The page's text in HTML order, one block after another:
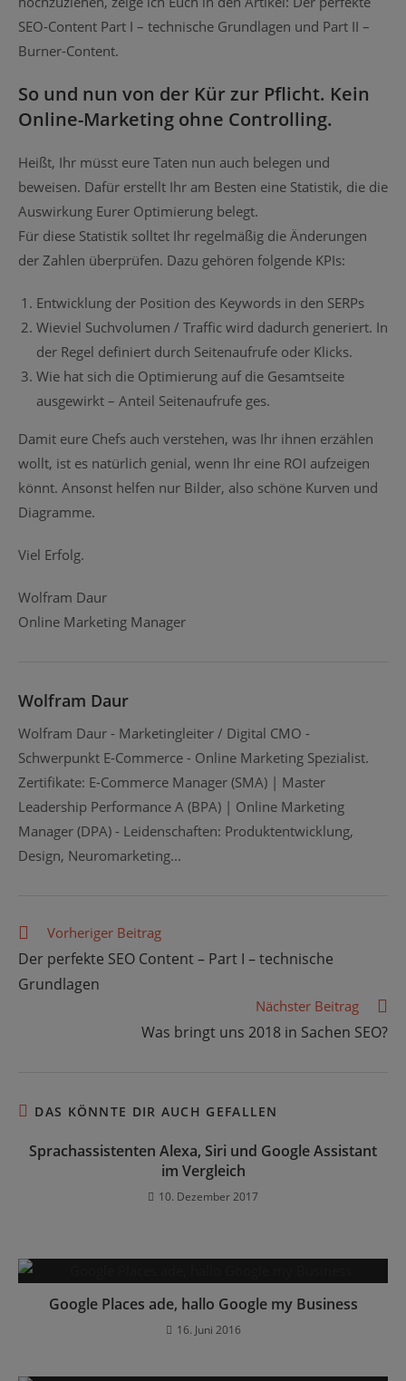
SEO-Content Part I – technische Grundlagen und Part II –
Burner-Content.
So und nun von der Kür zur Pflicht. Kein
Online-Marketing ohne Controlling.
Heißt, Ihr müsst eure Taten nun auch belegen und
beweisen. Dafür erstellt Ihr am Besten eine Statistik, die die
Auswirkung Eurer Optimierung belegt.
Für diese Statistik solltet Ihr regelmäßig die Änderungen
der Zahlen überprüfen. Dazu gehören folgende KPIs:
Entwicklung der Position des Keywords in den SERPs
Wieviel Suchvolumen / Traffic wird dadurch generiert. In
der Regel definiert durch Seitenaufrufe oder Klicks.
Wie hat sich die Optimierung auf die Gesamtseite
ausgewirkt – Anteil Seitenaufrufe ges.
Damit eure Chefs auch verstehen, was Ihr ihnen erzählen
wollt, ist es natürlich genial, wenn Ihr eine ROI aufzeigen
könnt. Ansonst helfen nur Bilder, also schöne Kurven und
Diagramme.
Viel Erfolg.
Wolfram Daur
Online Marketing Manager
Wolfram Daur
Wolfram Daur - Marketingleiter / Digital CMO -
Schwerpunkt E-Commerce - Online Marketing Spezialist.
Zertifikate: E-Commerce Manager (SMA) | Master
Leadership Performance A (BPA) | Online Marketing
Manager (DPA) - Leidenschaften: Produktentwicklung,
Design, Neuromarketing...
Weitere
ansehen
Vorheriger Beitrag
Der perfekte SEO Content – Part I – technische
Grundlagen
Nächster Beitrag
Was bringt uns 2018 in Sachen SEO?
DAS KÖNNTE DIR AUCH GEFALLEN
Sprachassistenten Alexa, Siri und Google Assistant
im Vergleich
10. Dezember 2017
Google Places ade, hallo Google my Business
16. Juni 2016